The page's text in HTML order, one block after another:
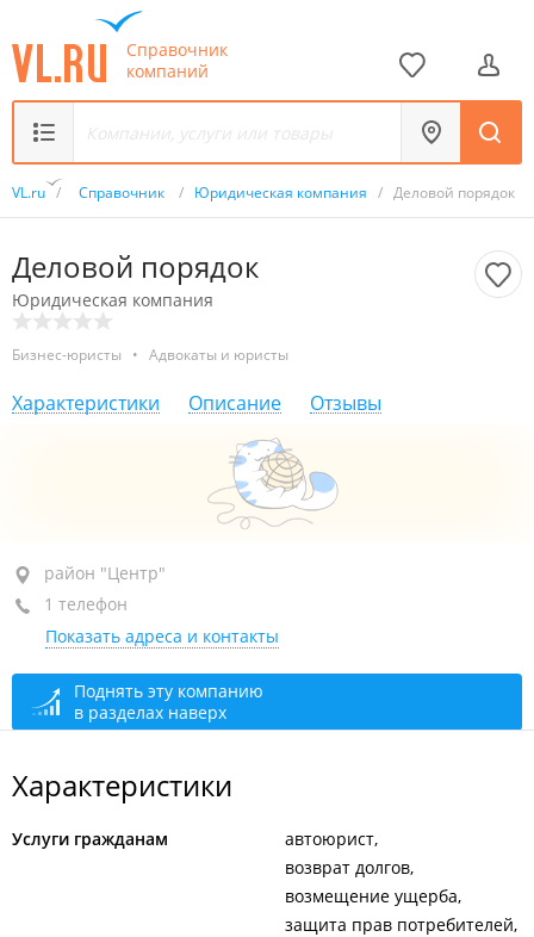
Справочник
компаний
VL.ru / Справочник / Юридическая компания / Деловой порядок
Деловой порядок
Юридическая компания
Бизнес-юристы • Адвокаты и юристы
Характеристики Описание Отзывы
район "Центр", ул. Луцкого, 16
оф. 11
+7 958 887-24-03
закрыто, откроется в 09:00
район "Центр"
1 телефон
Показать адреса и контакты
Поднять эту компанию
в разделах наверх
Характеристики
Услуги гражданам
автоюрист
возврат долгов
возмещение ущерба
защита прав потребителей